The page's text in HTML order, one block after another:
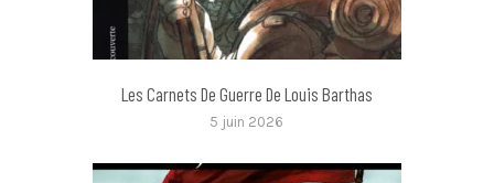
Les Carnets De Guerre De Louis Barthas
5 juin 2026